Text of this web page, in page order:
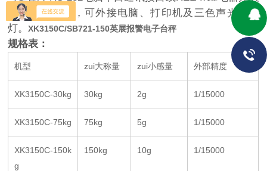
量信号之功能，可外接电脑、打印机及三色声光报警
灯。XK3150C/SB721-150英展报警电子台秤
规格表：
机型 zui大称量 zui小感量 外部精度
XK3150C-30kg 30kg 2g 1/15000
XK3150C-75kg 75kg 5g 1/15000
XK3150C-150k
g
150kg 10g 1/15000